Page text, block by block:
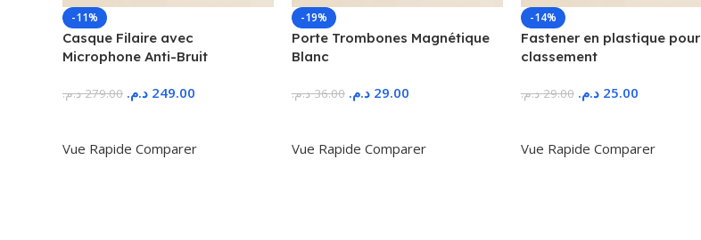
-11%
Casque Filaire avec
Microphone Anti-Bruit
279.00 د.م. 249.00 د.م.
Vue Rapide Comparer
-19%
Porte Trombones Magnétique
Blanc
36.00 د.م. 29.00 د.م.
Vue Rapide Comparer
-14%
Fastener en plastique pour
classement
29.00 د.م. 25.00 د.م.
Vue Rapide Comparer